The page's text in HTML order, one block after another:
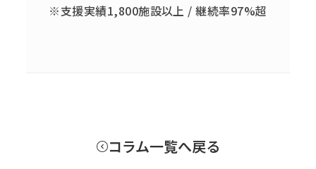
※支援実績1,800施設以上 / 継続率97%超
コラム一覧へ戻る